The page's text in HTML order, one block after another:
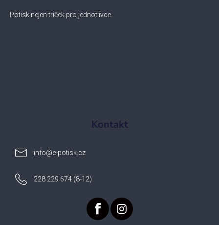
Potisk nejen triček pro jednotlivce
Kontakt
info@e-potisk.cz
228 229 674 (8-12)